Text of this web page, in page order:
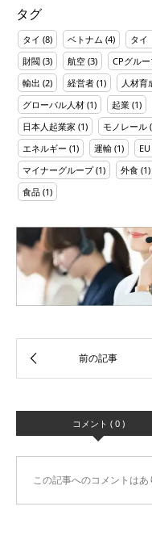
タグ
タイ (8) ベトナム (4) タ
財閥 (3) 航空 (3) CPグル
輸出 (2) 経営者 (1) 人材育
グローバル人材 (1) 起業 (1)
日本人起業家 (1) モノレール
エネルギー (1) 運輸 (1) EU
マイナーグループ(1) 外食 (1)
食品 (1)
コメント ( 0 )
この記事へのコメントはあ